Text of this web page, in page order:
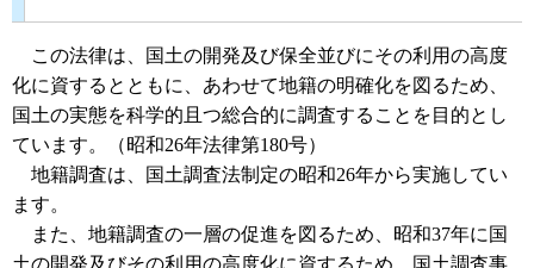
この法律は、国土の開発及び保全並びにその利用の高度
化に資するとともに、あわせて地籍の明確化を図るため、
国土の実態を科学的且つ総合的に調査することを目的とし
ています。（昭和26年法律第180号）
地籍調査は、国土調査法制定の昭和26年から実施してい
ます。
また、地籍調査の一層の促進を図るため、昭和37年に国
土の開発及びその利用の高度化に資するため、国土調査事